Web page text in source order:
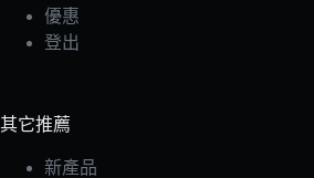
優惠
登出
其它推薦
新產品